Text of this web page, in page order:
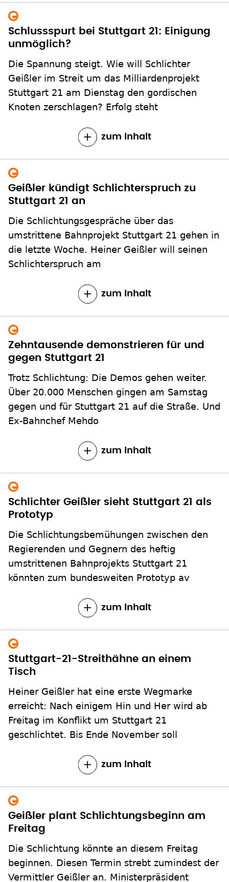
Schlussspurt bei Stuttgart 21: Einigung
unmöglich?
Die Spannung steigt. Wie will Schlichter
Geißler im Streit um das Milliardenprojekt
Stuttgart 21 am Dienstag den gordischen
Knoten zerschlagen? Erfolg steht
zum Inhalt
Geißler kündigt Schlichterspruch zu
Stuttgart 21 an
Die Schlichtungsgespräche über das
umstrittene Bahnprojekt Stuttgart 21 gehen in
die letzte Woche. Heiner Geißler will seinen
Schlichterspruch am
zum Inhalt
Zehntausende demonstrieren für und
gegen Stuttgart 21
Trotz Schlichtung: Die Demos gehen weiter.
Über 20.000 Menschen gingen am Samstag
gegen und für Stuttgart 21 auf die Straße. Und
Ex-Bahnchef Mehdo
zum Inhalt
Schlichter Geißler sieht Stuttgart 21 als
Prototyp
Die Schlichtungsbemühungen zwischen den
Regierenden und Gegnern des heftig
umstrittenen Bahnprojekts Stuttgart 21
könnten zum bundesweiten Prototyp av
zum Inhalt
Stuttgart-21-Streithähne an einem
Tisch
Heiner Geißler hat eine erste Wegmarke
erreicht: Nach einigem Hin und Her wird ab
Freitag im Konflikt um Stuttgart 21
geschlichtet. Bis Ende November soll
zum Inhalt
Geißler plant Schlichtungsbeginn am
Freitag
Die Schlichtung könnte an diesem Freitag
beginnen. Diesen Termin strebt zumindest der
Vermittler Geißler an. Ministerpräsident